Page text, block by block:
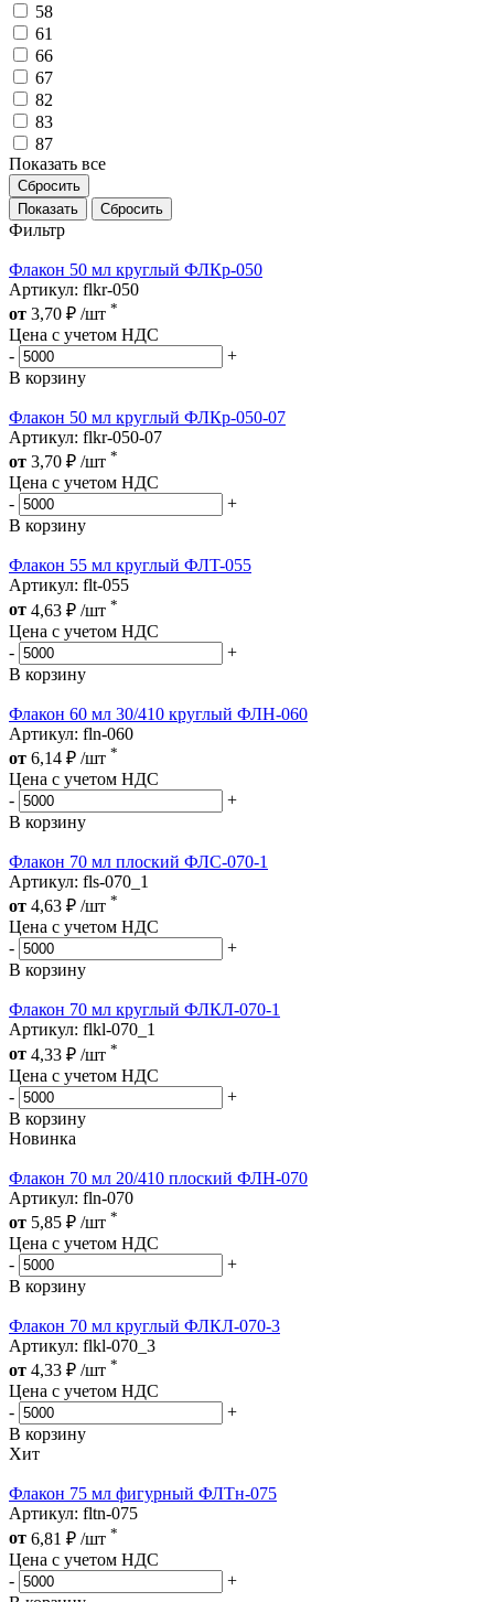
58
61
66
67
82
83
87
Показать все
Сбросить
Сбросить
Фильтр
Флакон 50 мл круглый ФЛКр-050
Артикул: flkr-050
от 3,70 ₽ /шт *
Цена с учетом НДС
-
+
В корзину
Флакон 50 мл круглый ФЛКр-050-07
Артикул: flkr-050-07
от 3,70 ₽ /шт *
Цена с учетом НДС
-
+
В корзину
Флакон 55 мл круглый ФЛT-055
Артикул: flt-055
от 4,63 ₽ /шт *
Цена с учетом НДС
-
+
В корзину
Флакон 60 мл 30/410 круглый ФЛН-060
Артикул: fln-060
от 6,14 ₽ /шт *
Цена с учетом НДС
-
+
В корзину
Флакон 70 мл плоский ФЛС-070-1
Артикул: fls-070_1
от 4,63 ₽ /шт *
Цена с учетом НДС
-
+
В корзину
Флакон 70 мл круглый ФЛКЛ-070-1
Артикул: flkl-070_1
от 4,33 ₽ /шт *
Цена с учетом НДС
-
+
В корзину
Новинка
Флакон 70 мл 20/410 плоский ФЛН-070
Артикул: fln-070
от 5,85 ₽ /шт *
Цена с учетом НДС
-
+
В корзину
Флакон 70 мл круглый ФЛКЛ-070-3
Артикул: flkl-070_3
от 4,33 ₽ /шт *
Цена с учетом НДС
-
+
В корзину
Хит
Флакон 75 мл фигурный ФЛТн-075
Артикул: fltn-075
от 6,81 ₽ /шт *
Цена с учетом НДС
-
+